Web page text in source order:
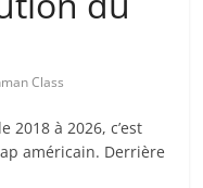
Class
2018 à 2026, c’est
américain. Derrière